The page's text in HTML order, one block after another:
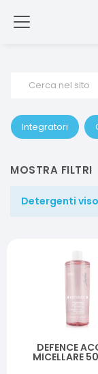
Cerca nel sito
Integratori
MOSTRA FILTRI
Detergenti
DEFENCE
MICELLARE